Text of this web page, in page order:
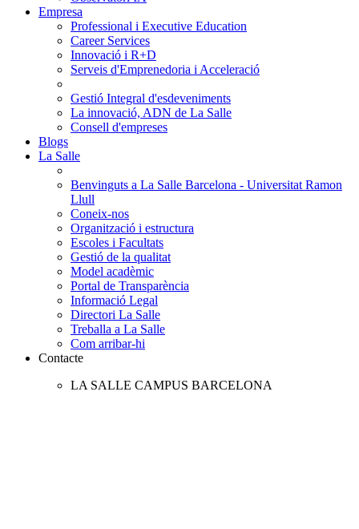
Empresa
Professional i Executive Education
Career Services
Innovació i R+D
Serveis d'Emprenedoria i Acceleració
Gestió Integral d'esdeveniments
La innovació, ADN de La Salle
Consell d'empreses
Blogs
La Salle
Benvinguts a La Salle Barcelona - Universitat Ramon
Llull
Coneix-nos
Organització i estructura
Escoles i Facultats
Gestió de la qualitat
Model acadèmic
Portal de Transparència
Informació Legal
Directori La Salle
Treballa a La Salle
Com arribar-hi
Contacte
LA SALLE CAMPUS BARCELONA